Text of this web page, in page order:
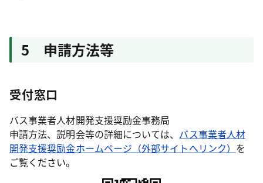
5 申請方法等
受付窓口
バス事業者人材開発支援奨励金事務局
申請方法、説明会等の詳細については、 バス事業者人材
開発支援奨励金ホームページ（外部サイトへリンク） を
ご覧ください。